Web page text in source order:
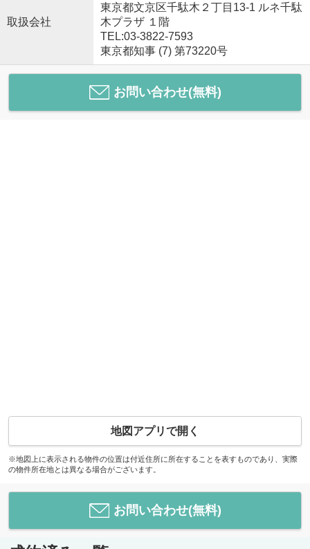
取扱会社
東京都文京区千駄木２丁目13-1 ルネ千駄
木プラザ １階
TEL:03-3822-7593
東京都知事 (7) 第73220号
お問い合わせ(無料)
地図アプリで開く
※地図上に表示される物件の位置は付近住所に所在することを表すものであり、実際
の物件所在地とは異なる場合がございます。
お問い合わせ(無料)